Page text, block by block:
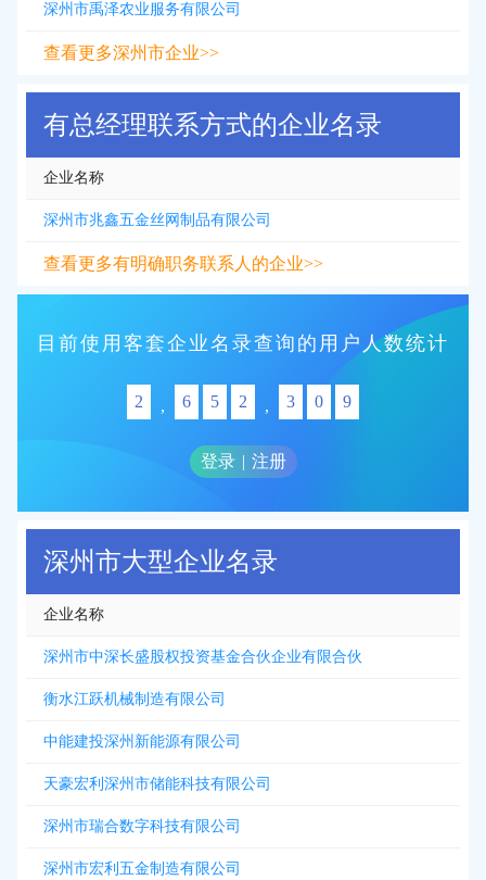
深州市禹泽农业服务有限公司
查看更多深州市企业>>
有总经理联系方式的企业名录
企业名称
深州市兆鑫五金丝网制品有限公司
查看更多有明确职务联系人的企业>>
目前使用客套企业名录查询的用户人数统计
2 , 6 5 2 , 3 0 9
登录 | 注册
深州市大型企业名录
企业名称
深州市中深长盛股权投资基金合伙企业有限合伙
衡水江跃机械制造有限公司
中能建投深州新能源有限公司
天豪宏利深州市储能科技有限公司
深州市瑞合数字科技有限公司
深州市宏利五金制造有限公司